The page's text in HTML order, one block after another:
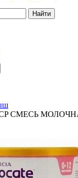
Найти
СМЕСЬ